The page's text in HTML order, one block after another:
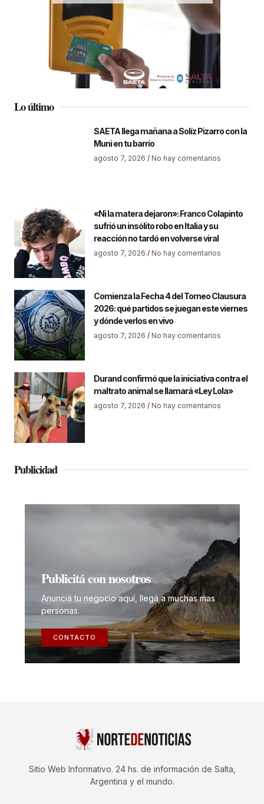
Lo último
SAETA llega mañana a Solíz Pizarro con la
Muni en tu barrio
agosto 7, 2026 No hay comentarios
«Ni la matera dejaron»: Franco Colapinto
sufrió un insólito robo en Italia y su
reacción no tardó en volverse viral
agosto 7, 2026 No hay comentarios
Comienza la Fecha 4 del Torneo Clausura
2026: qué partidos se juegan este viernes
y dónde verlos en vivo
agosto 7, 2026 No hay comentarios
Durand confirmó que la iniciativa contra el
maltrato animal se llamará «Ley Lola»
agosto 7, 2026 No hay comentarios
Publicidad
Publicitá con nosotros
Anunciá tu negocio aquí, llegá a muchas mas
personas.
CONTACTO
Sitio Web Informativo. 24 hs. de información de Salta,
Argentina y el mundo.